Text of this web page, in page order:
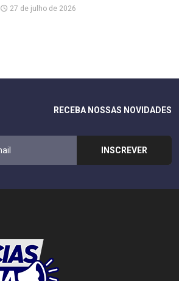
27 de julho de 2026
RECEBA NOSSAS NOVIDADES